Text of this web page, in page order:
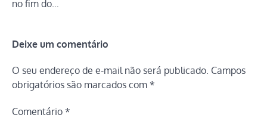
no fim do…
Deixe um comentário
O seu endereço de e-mail não será publicado. Campos
obrigatórios são marcados com *
Comentário *